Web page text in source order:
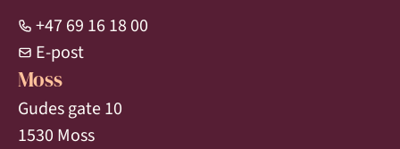
+47 69 16 18 00
E-post
Moss
Gudes gate 10
1530 Moss